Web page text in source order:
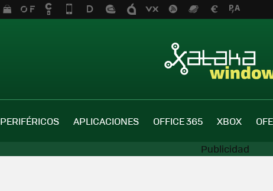
PERIFÉRICOS APLICACIONES OFFICE 365 XBOX